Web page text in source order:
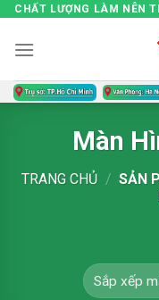
Skip
content
CHẤT LƯỢNG LÀM NÊN
Màn
TRANG CHỦ / SẢN